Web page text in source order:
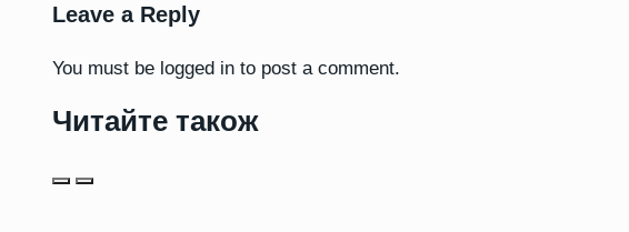
Leave a Reply
You must be logged in to post a comment.
Читайте також